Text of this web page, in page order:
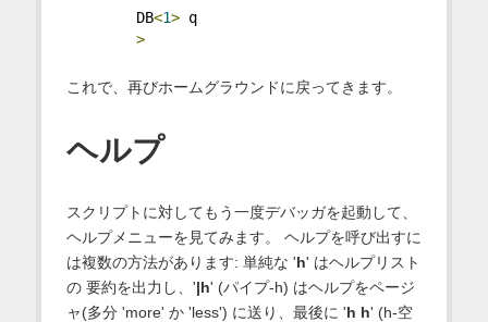
DB<1> q
>
これで、再びホームグラウンドに戻ってきます。
ヘルプ
スクリプトに対してもう一度デバッガを起動して、
ヘルプメニューを見てみます。 ヘルプを呼び出すに
は複数の方法があります: 単純な 'h' はヘルプリスト
の 要約を出力し、'|h' (パイプ-h) はヘルプをページ
ャ(多分 'more' か 'less') に送り、最後に 'h h' (h-空